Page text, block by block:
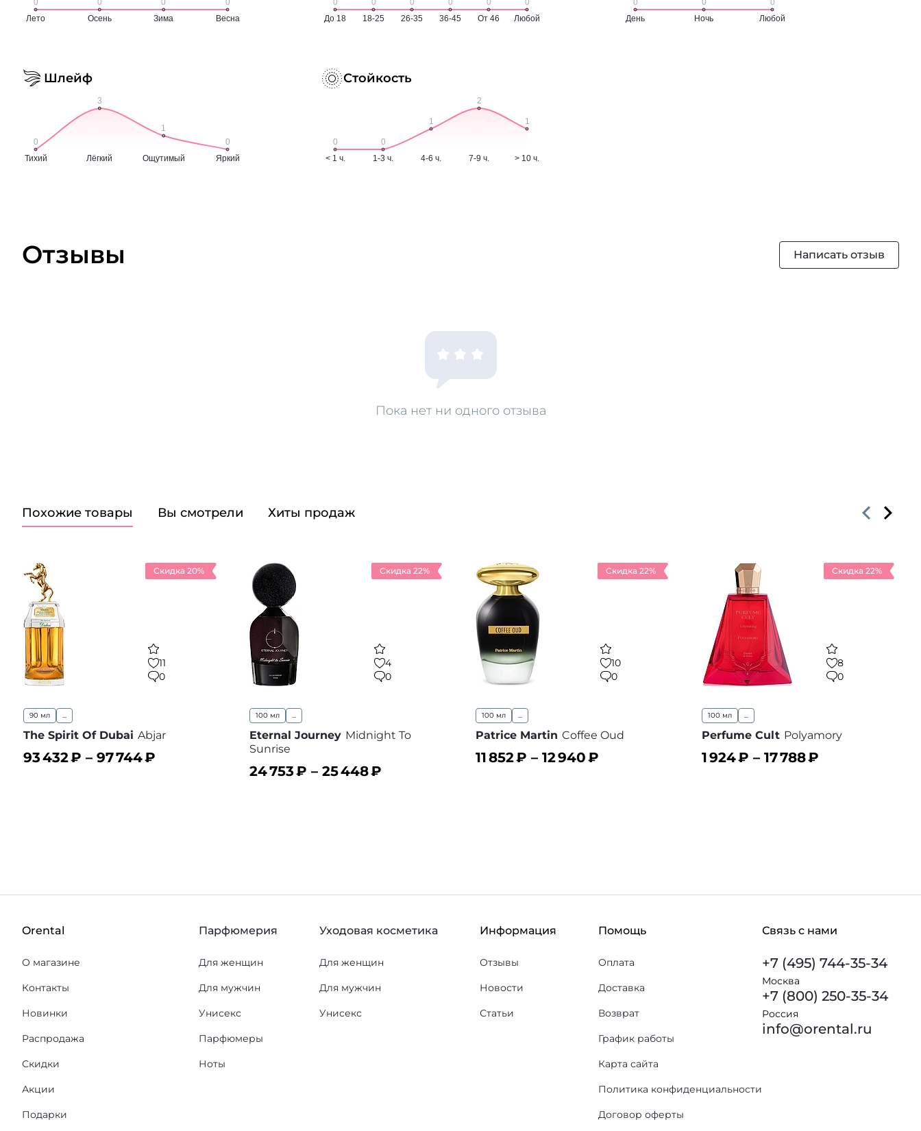
Шлейф Стойкость
Отзывы Написать отзыв
Пока нет ни одного отзыва
Похожие товары Вы смотрели Хиты продаж
Скидка 20%
11
0
90 мл ...
The Spirit Of Dubai Abjar
93 432₽ – 97 744₽
Скидка 22%
4
0
100 мл ...
Eternal Journey Midnight To
Sunrise
24 753₽ – 25 448₽
Скидка 22%
10
0
100 мл ...
Patrice Martin Coffee Oud
11 852₽ – 12 940₽
Скидка 22%
8
0
100 мл ...
Perfume Cult Polyamory
1 924₽ – 17 788₽
Orental
О магазине
Контакты
Новинки
Распродажа
Скидки
Акции
Подарки
Парфюмерия
Для женщин
Для мужчин
Унисекс
Парфюмеры
Ноты
Уходовая косметика
Для женщин
Для мужчин
Унисекс
Информация
Отзывы
Новости
Статьи
Помощь
Оплата
Доставка
Возврат
График работы
Карта сайта
Политика конфиденциальности
Договор оферты
Связь с нами
+7 (495) 744-35-34
Москва
+7 (800) 250-35-34
Россия
info@orental.ru